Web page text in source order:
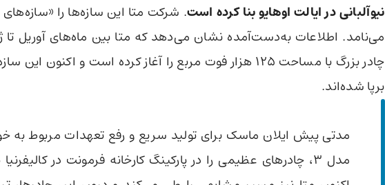
نیوآلبانی در ایالت اوهایو بنا کرده است. شرکت متا این سازه‌ها را
چادر بزرگ با مساحت ۱۲۵ هزار فوت مربع را آغاز کرده است و اکنون
برپا شده‌اند.
مدتی پیش ایلان ماسک برای تولید سریع و رفع تعهدات مربوط به
مدل ۳، چادرهای عظیمی را در پارکینگ کارخانه فرمونت در